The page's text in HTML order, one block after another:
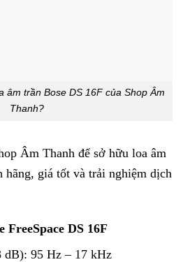
âm trần Bose DS 16F của Shop Âm
Thanh?
Âm Thanh để sở hữu loa âm
hãng, giá tốt và trải nghiệm dịch
FreeSpace DS 16F
dB): 95 Hz – 17 kHz